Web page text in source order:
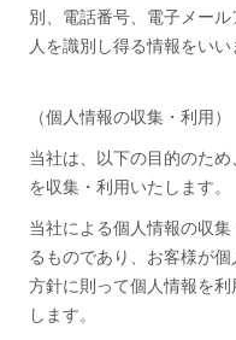
別、電話番号、電子メー
人を識別し得る情報をいい
（個人情報の収集・利用）
当社は、以下の目的のた
を収集・利用いたします。
当社による個人情報の収
るものであり、お客様が
方針に則って個人情報を
します。